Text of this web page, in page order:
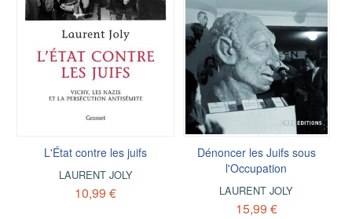
L'État contre les juifs
LAURENT JOLY
10,99 €
Dénoncer les Juifs sous
l'Occupation
LAURENT JOLY
15,99 €